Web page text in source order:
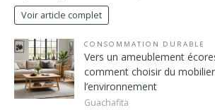
Voir article complet
CONSOMMATION DURABLE
Vers un ameublement
comment choisir du
l’environnement
Guachafita